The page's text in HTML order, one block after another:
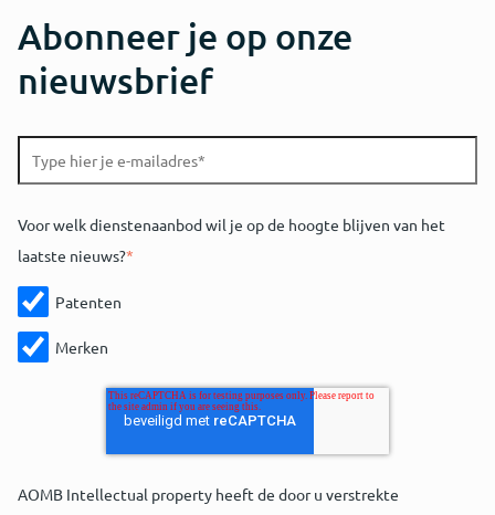
Abonneer je op onze
nieuwsbrief
Voor welk dienstenaanbod wil je op de hoogte blijven van het
laatste nieuws?*
Patenten
Merken
AOMB Intellectual property heeft de door u verstrekte